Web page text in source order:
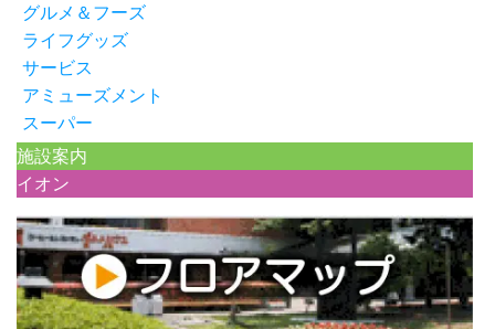
グルメ＆フーズ
ライフグッズ
サービス
アミューズメント
スーパー
施設案内
イオン